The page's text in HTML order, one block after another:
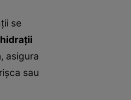
se
asigura
sau